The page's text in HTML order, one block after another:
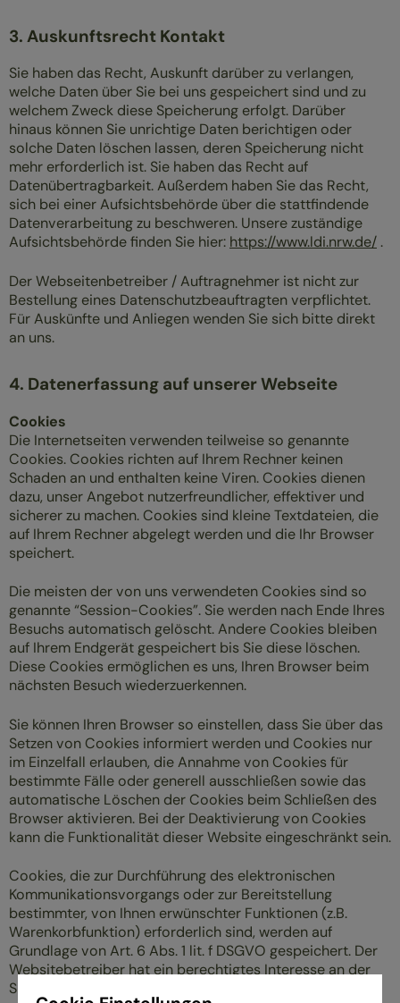
3. Auskunftsrecht Kontakt
Sie haben das Recht, Auskunft darüber zu verlangen,
welche Daten über Sie bei uns gespeichert sind und zu
welchem Zweck diese Speicherung erfolgt. Darüber
hinaus können Sie unrichtige Daten berichtigen oder
solche Daten löschen lassen, deren Speicherung nicht
mehr erforderlich ist. Sie haben das Recht auf
Datenübertragbarkeit. Außerdem haben Sie das Recht,
sich bei einer Aufsichtsbehörde über die stattfindende
Datenverarbeitung zu beschweren. Unsere zuständige
Aufsichtsbehörde finden Sie hier: https://www.ldi.nrw.de/ .
Der Webseitenbetreiber / Auftragnehmer ist nicht zur
Bestellung eines Datenschutzbeauftragten verpflichtet.
Für Auskünfte und Anliegen wenden Sie sich bitte direkt
an uns.
4. Datenerfassung auf unserer Webseite
Cookies
Die Internetseiten verwenden teilweise so genannte
Cookies. Cookies richten auf Ihrem Rechner keinen
Schaden an und enthalten keine Viren. Cookies dienen
dazu, unser Angebot nutzerfreundlicher, effektiver und
sicherer zu machen. Cookies sind kleine Textdateien, die
auf Ihrem Rechner abgelegt werden und die Ihr Browser
speichert.
Die meisten der von uns verwendeten Cookies sind so
genannte “Session-Cookies”. Sie werden nach Ende Ihres
Besuchs automatisch gelöscht. Andere Cookies bleiben
auf Ihrem Endgerät gespeichert bis Sie diese löschen.
Diese Cookies ermöglichen es uns, Ihren Browser beim
nächsten Besuch wiederzuerkennen.
Sie können Ihren Browser so einstellen, dass Sie über das
Setzen von Cookies informiert werden und Cookies nur
im Einzelfall erlauben, die Annahme von Cookies für
bestimmte Fälle oder generell ausschließen sowie das
automatische Löschen der Cookies beim Schließen des
Browser aktivieren. Bei der Deaktivierung von Cookies
kann die Funktionalität dieser Website eingeschränkt sein.
Cookies, die zur Durchführung des elektronischen
Kommunikationsvorgangs oder zur Bereitstellung
bestimmter, von Ihnen erwünschter Funktionen (z.B.
Warenkorbfunktion) erforderlich sind, werden auf
Grundlage von Art. 6 Abs. 1 lit. f DSGVO gespeichert. Der
Websitebetreiber hat ein berechtigtes Interesse an der
Speicherung von Cookies zur technisch fehlerfreien und